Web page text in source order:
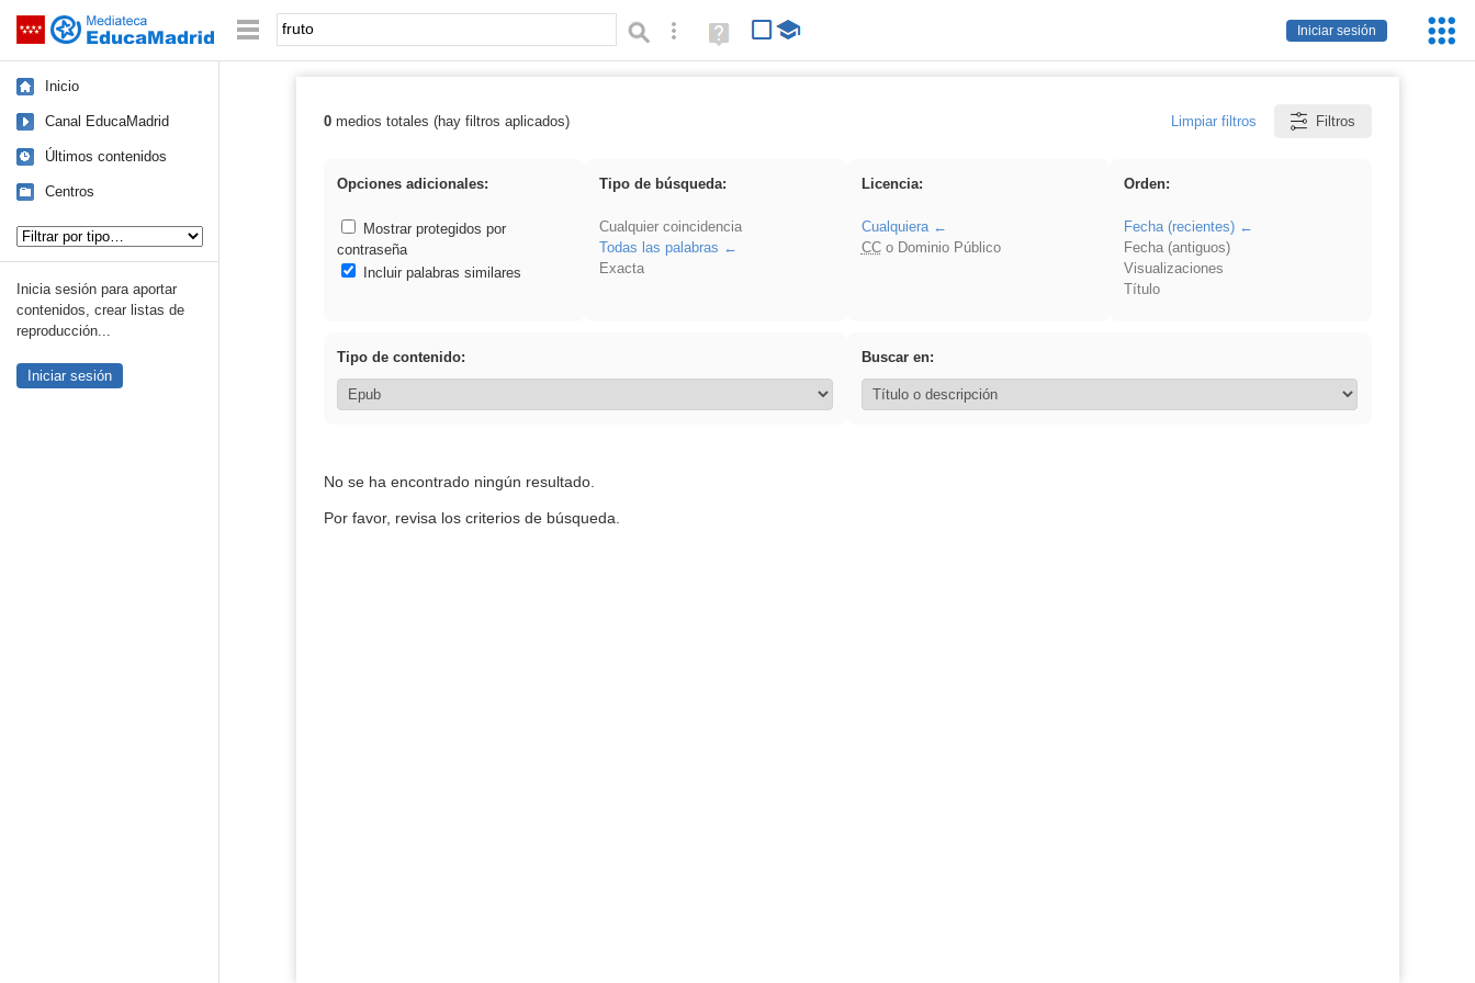
Saltar navegación
Iniciar sesión
Palabra o frase: Búsqueda avanzada
Ayuda
(en
Inicio
Canal EducaMadrid
Últimos contenidos
Centros
Inicia sesión para aportar
contenidos, crear listas de
reproducción...
Iniciar sesión
Resultados de: fruto
0medios totales (hay filtros aplicados) Limpiar filtros Filtros
Opciones adicionales:
Mostrar protegidos por
contraseña
Incluir palabras similares
Tipo de búsqueda:
Cualquier coincidencia
Todas las palabras
Exacta
Licencia:
Cualquiera
CCo Dominio Público
Orden:
Fecha (recientes)
Fecha (antiguos)
Visualizaciones
Título
Tipo de contenido: Buscar en:
No se ha encontrado ningún resultado.
Por favor, revisa los criterios de búsqueda.